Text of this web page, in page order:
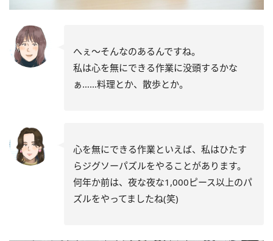
へぇ～そんなのあるんですね。
私は心を無にできる作業に没頭するかな
ぁ……料理とか、散歩とか。
心を無にできる作業といえば、私はひたす
らジグソーパズルをやることがあります。
何年か前は、夜な夜な1,000ピース以上のパ
ズルをやってましたね(笑)